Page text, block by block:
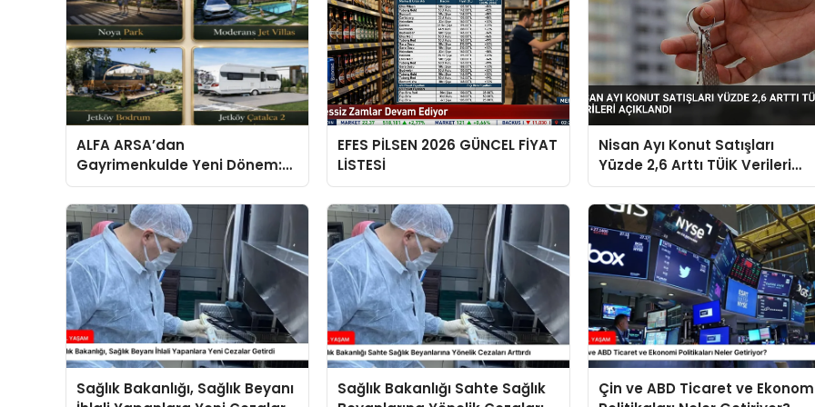
ALFA ARSA’dan
Gayrimenkulde Yeni Dönem:
Premium Yaşam ve Yatırım
Fırsatları Bir Arada
EFES PİLSEN 2026 GÜNCEL FİYAT
LİSTESİ
Nisan Ayı Konut Satışları
Yüzde 2,6 Arttı TÜİK Verileri
Açıklandı
Sağlık Bakanlığı, Sağlık Beyanı
Sağlık Bakanlığı Sahte Sağlık
Çin ve ABD Ticaret ve